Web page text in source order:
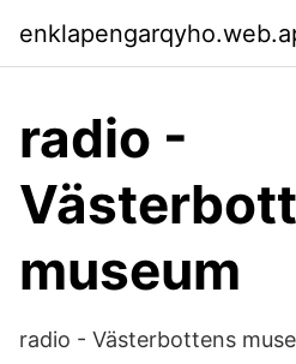
radio -
museum
radio - Västerbottens